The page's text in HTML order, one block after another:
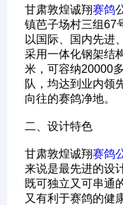
甘肃敦煌诚翔赛鸽
镇芭子场村三组67
以国际、国内先进
采用一体化钢架结
米，可容纳20000
队，均达到业内领
向往的赛鸽净地。
‌二、设计特色‌
甘肃敦煌诚翔赛鸽
来说是最先进的设
既可独立又可串通
又有利于赛鸽的健